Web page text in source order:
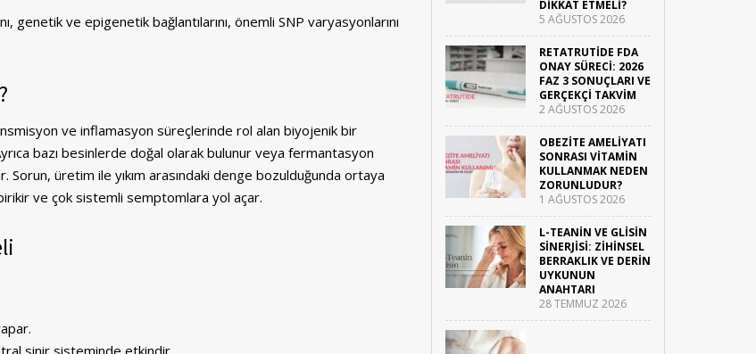
genetik ve epigenetik bağlantılarını, önemli SNP varyasyonlarını
ve inflamasyon süreçlerinde rol alan biyojenik bir
bazı besinlerde doğal olarak bulunur veya fermantasyon
üretim ile yıkım arasındaki denge bozulduğunda ortaya
ve çok sistemli semptomlara yol açar.
sinir sisteminde etkindir.
DIKKAT ETMELI?
5 AĞUSTOS 2026
RETATRUTIDE FDA
ONAY SÜRECI: 2026
FAZ 3 SONUÇLARI VE
GERÇEKÇI TAKVIM
2 AĞUSTOS 2026
OBEZITE AMELIYATI
SONRASI VITAMIN
KULLANMAK NEDEN
ZORUNLUDUR?
1 AĞUSTOS 2026
L-TEANIN VE GLISIN
SINERJISI: ZIHINSEL
BERRAKLIK VE DERIN
UYKUNUN
ANAHTARI
28 TEMMUZ 2026